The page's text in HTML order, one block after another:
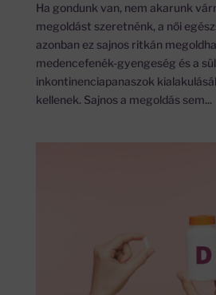
Ha gondunk van, nem akarunk
megoldást szeretnénk, a női
azonban ez sajnos ritkán
medencefenék-gyengeség és a
inkontinenciapanaszok
kellenek. Sajnos a megoldás sem...